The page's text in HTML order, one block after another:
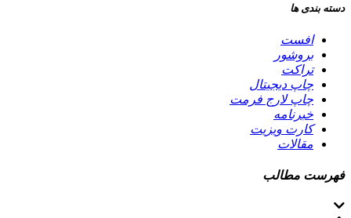
دسته بندی ها
افست
بروشور
تراکت
چاپ دیجیتال
چاپ لارج فرمت
خبرنامه
کارت ویزیت
مقالات
فهرست مطالب